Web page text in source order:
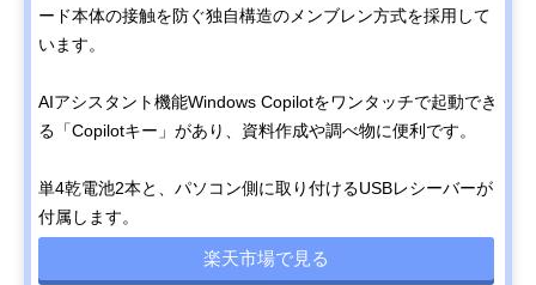
ード本体の接触を防ぐ独自構造のメンブレン方式を採用して
います。
AIアシスタント機能Windows Copilotをワンタッチで起動でき
る「Copilotキー」があり、資料作成や調べ物に便利です。
単4乾電池2本と、パソコン側に取り付けるUSBレシーバーが
付属します。
楽天市場で見る